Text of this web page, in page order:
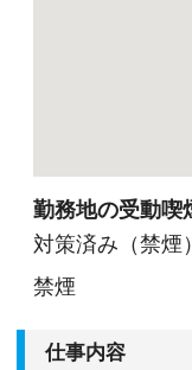
＜待遇＞
勤務地の受動喫
対策済み（禁煙）
禁煙
仕事内容